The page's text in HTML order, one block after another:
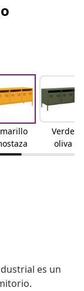
Verde
oliva
es un